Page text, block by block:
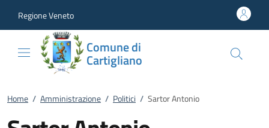
Regione Veneto
Comune di
Cartigliano
Home / Amministrazione / Politici / Sartor Antonio